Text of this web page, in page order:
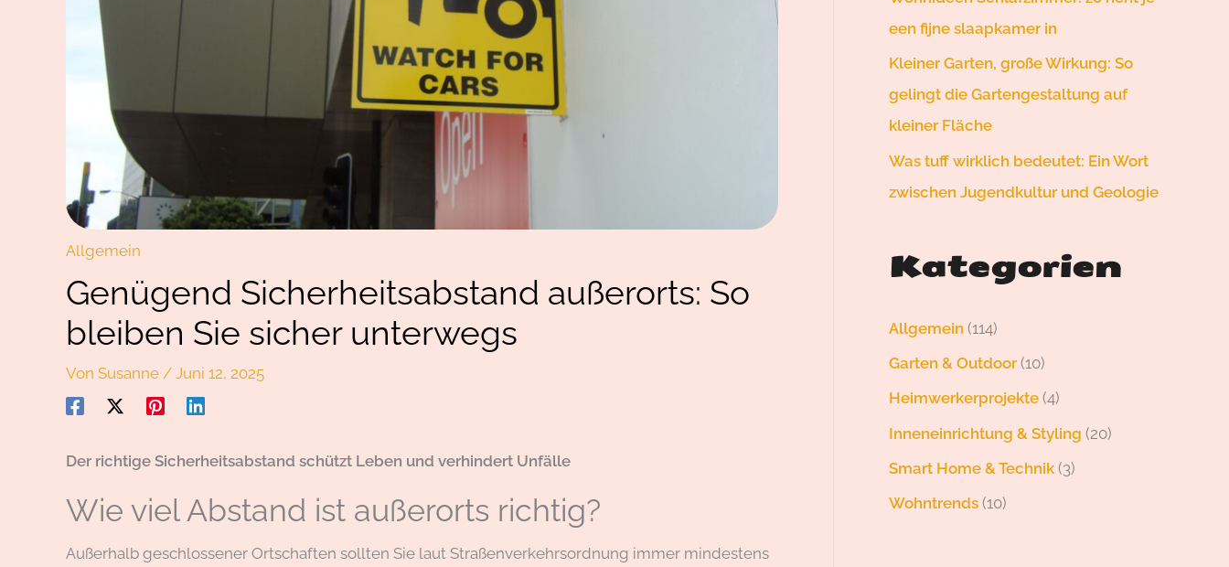
Allgemein
Genügend Sicherheitsabstand außerorts: So
bleiben Sie sicher unterwegs
Von Susanne / Juni 12, 2025
Der richtige Sicherheitsabstand schützt Leben und verhindert Unfälle
Wie viel Abstand ist außerorts richtig?
Außerhalb geschlossener Ortschaften sollten Sie laut Straßenverkehrsordnung immer mindestens
een fijne slaapkamer in
Kleiner Garten, große Wirkung: So
gelingt die Gartengestaltung auf
kleiner Fläche
Was tuff wirklich bedeutet: Ein Wort
zwischen Jugendkultur und Geologie
Kategorien
Allgemein (114)
Garten & Outdoor (10)
Heimwerkerprojekte (4)
Inneneinrichtung & Styling (20)
Smart Home & Technik (3)
Wohntrends (10)